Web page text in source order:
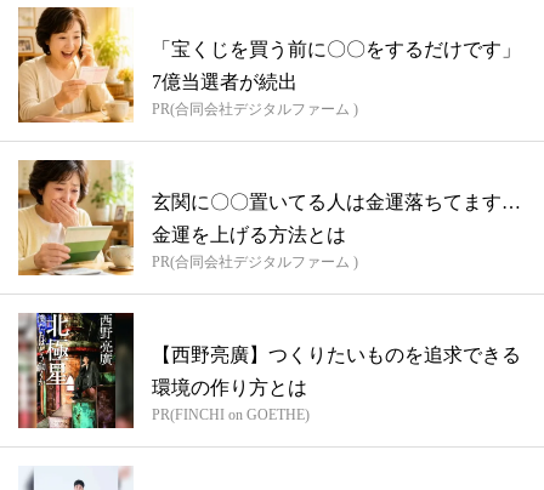
「宝くじを買う前に〇〇をするだけです」
7億当選者が続出
PR(合同会社デジタルファーム )
玄関に〇〇置いてる人は金運落ちてます…
金運を上げる方法とは
PR(合同会社デジタルファーム )
【西野亮廣】つくりたいものを追求できる
環境の作り方とは
PR(FINCHI on GOETHE)